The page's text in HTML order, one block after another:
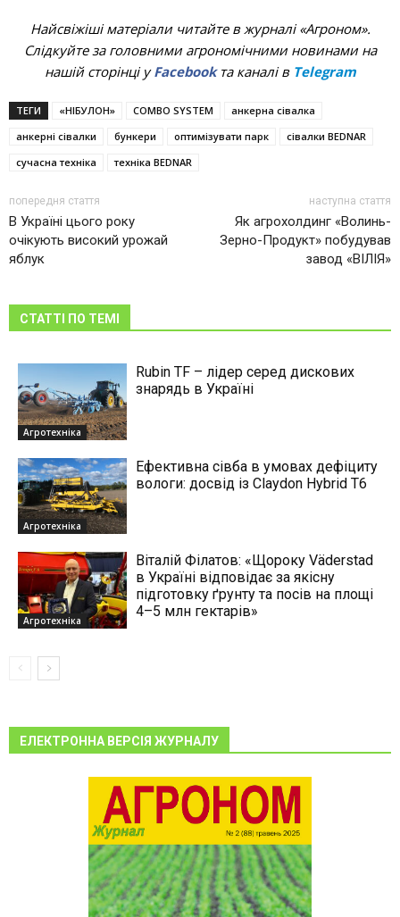
Найсвіжіші матеріали читайте в журналі «Агроном».
Слідкуйте за головними агрономічними новинами на
нашій сторінці уFacebookта каналі в Telegram
ТЕГИ «НІБУЛОН» COMBO SYSTEM
анкерна сівалка
анкерні сівалки
бункери оптимізувати парк
сівалки BEDNAR
сучасна техніка
техніка BEDNAR
попередня стаття
В Україні цього року
очікують високий урожай
яблук
наступна стаття
Як агрохолдинг «Волинь-
Зерно-Продукт» побудував
завод «ВІЛІЯ»
СТАТТІ ПО ТЕМІ
Агротехніка
Rubin TF – лідер серед дискових
знарядь в Україні
Агротехніка
Ефективна сівба в умовах дефіциту
вологи: досвід із Claydon Hybrid Т6
Агротехніка
Віталій Філатов: «Щороку Väderstad
в Україні відповідає за якісну
підготовку ґрунту та посів на площі
4–5 млн гектарів»
ЕЛЕКТРОННА ВЕРСІЯ ЖУРНАЛУ